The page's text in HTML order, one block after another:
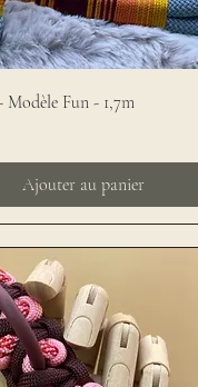
Modèle Fun - 1,7m
Ajouter au panier